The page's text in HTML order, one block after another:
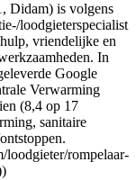
Didam) is volgens
loodgieterspecialist
vriendelijke en
In
Google
Verwarming
(8,4 op 17
sanitaire
loodgieter/rompelaar-